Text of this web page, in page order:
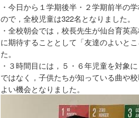
・今日から１学期後半・２学期前半の
ので，全校児童は322名となりました。
・全校朝会では，校長先生が仙台育英
に期待することとして「友達のよいと
た。
・３時間目には，５・６年児童を対象
ではなく，子供たちが知っている曲や
よい機会となりました。